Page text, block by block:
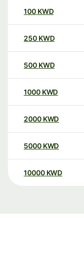
100 KWD
250 KWD
500 KWD
1000 KWD
2000 KWD
5000 KWD
10000 KWD